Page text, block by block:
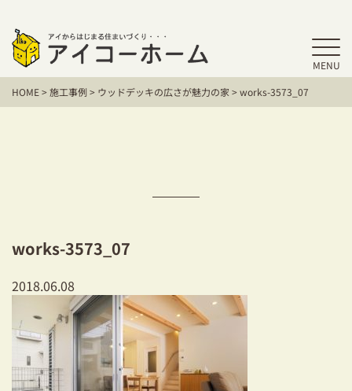
MENU
HOME
アイコーホームの家づくり
二世帯住宅をお考えの方
建て替えをお考えの方
耐震対策も安心の家づくり
HOME>施工事例> ウッドデッキの広さが魅力の家 >works-3573_07
works-3573_07
2018.06.08